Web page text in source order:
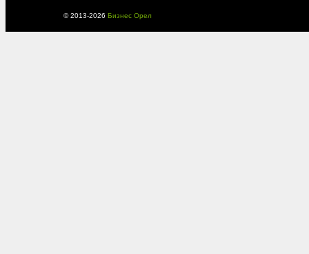
© 2013-2026 Бизнес Орел